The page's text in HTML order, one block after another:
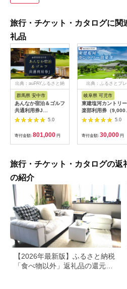
旅行・チケット・カタログに関
礼品
出典：auPAYふるさと納
税
群馬県 安中市
あんなか宿泊＆ゴルフ
共通利用券J
ANAX010 / 宿泊 ゴル
フ 利用券 券 安中 群
馬 ごるふ ゴルフ場 ゴ
ルフプレー券 ゴルフ
利用券 温泉 関東 チケ
用券
5.0
寄付金額: 801,000 円
出典：ふるさとプレ
岐阜県 可児市
東建塩河カントリ
楽部利用券（9,000
分）【0041-003】
5.0
寄付金額: 30,000 円
旅行・チケット・カタログの返
の紹介
【2026年最新版】ふるさと納税
「食べ物以外」返礼品の還元率